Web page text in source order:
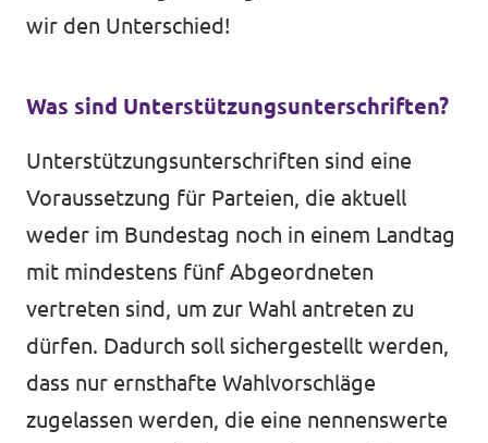
wir den Unterschied!
Was sind Unterstützungsunterschriften?
Unterstützungsunterschriften sind eine
Voraussetzung für Parteien, die aktuell
weder im Bundestag noch in einem Landtag
mit mindestens fünf Abgeordneten
vertreten sind, um zur Wahl antreten zu
dürfen. Dadurch soll sichergestellt werden,
dass nur ernsthafte Wahlvorschläge
zugelassen werden, die eine nennenswerte